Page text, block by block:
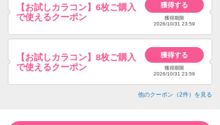
【お試しカラコン】6枚ご購入
で使えるクーポン
獲得する
獲得期限
2026/10/31 23:59
【お試しカラコン】8枚ご購入
で使えるクーポン
獲得する
獲得期限
2026/10/31 23:59
他のクーポン（2件）を見る